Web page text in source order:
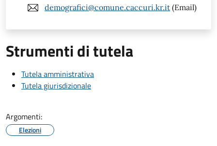
demografici@comune.caccuri.kr.it (Email)
Strumenti di tutela
Tutela amministrativa
Tutela giurisdizionale
Argomenti:
Elezioni